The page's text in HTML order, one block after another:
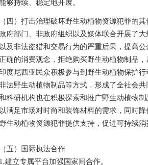
够持续、稳定地开展。
）打击治理破坏野生动植物资源犯罪的其
部门、非政府组织以及媒体联合开展了大
及非法盗猎和交易行为的严重后果，提高
确的消费观念，拒绝购买野生动植物制品
度尼西亚民众积极参与到野生动植物保护
法野生动植物制品等方式，形成了全社会
科研机构也在积极探索和推广野生动植物
满足市场对时尚和装饰材料的需求，同时
生动植物资源犯罪提供支持，促进可持续消
）国际执法合作
立专属平台加强国家间合作。